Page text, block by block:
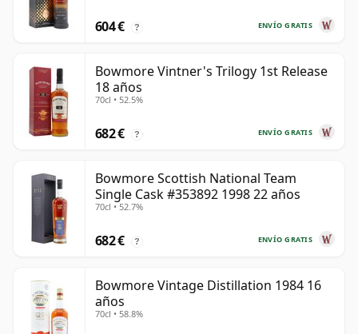
ENVÍO GRATIS
604 € ?
Bowmore Vintner's Trilogy 1st Release
18 años
70cl • 52.5%
ENVÍO GRATIS
682 € ?
Bowmore Scottish National Team
Single Cask #353892 1998 22 años
70cl • 52.7%
ENVÍO GRATIS
682 € ?
Bowmore Vintage Distillation 1984 16
años
70cl • 58.8%